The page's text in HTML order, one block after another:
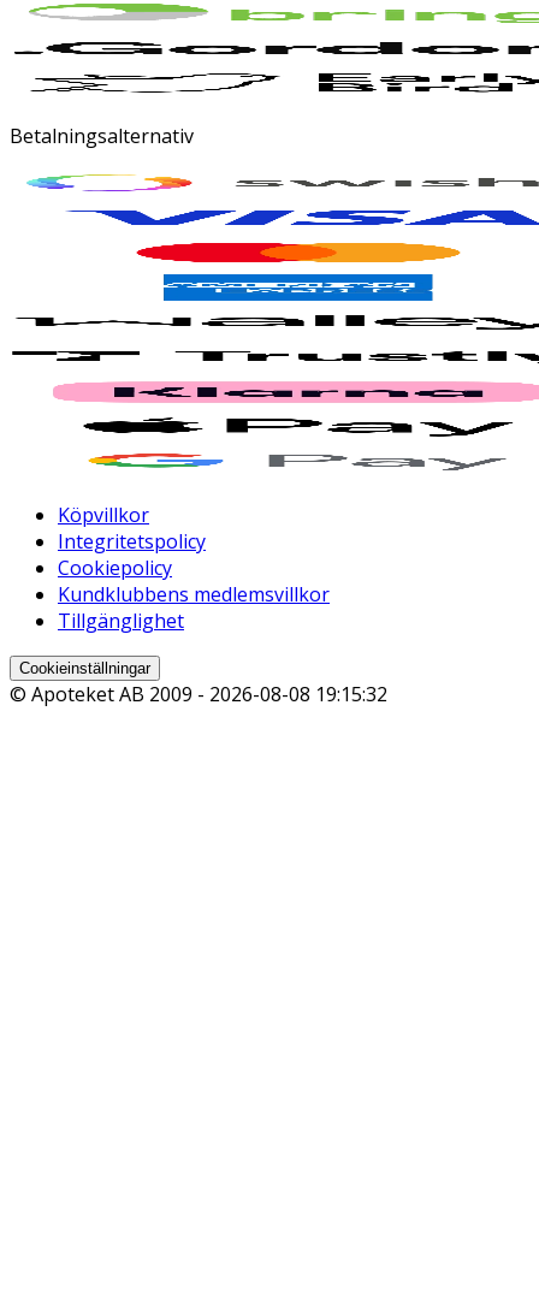
Betalningsalternativ
Köpvillkor
Integritetspolicy
Cookiepolicy
Kundklubbens medlemsvillkor
Tillgänglighet
Cookieinställningar
© Apoteket AB 2009 - 2026-08-08 19:15:32